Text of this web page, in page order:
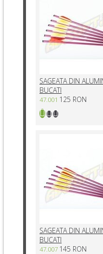
SAGEATA DIN
BUCATI
47.001 125 RON
SAGEATA DIN
BUCATI
47.007 145 RON